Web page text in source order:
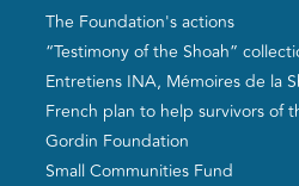
The Foundation's actions
“Testimony of the Shoah”
Entretiens INA, Mémoires de la
French plan to help survivors of
Gordin Foundation
Small Communities Fund